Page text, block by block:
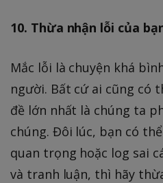
10. Thừa nhận lỗi của
Mắc lỗi là chuyện khá
người. Bất cứ ai cũng có
đề lớn nhất là chúng ta
chúng. Đôi lúc, bạn có
quan trọng hoặc log sai
và tranh luận, thì hãy